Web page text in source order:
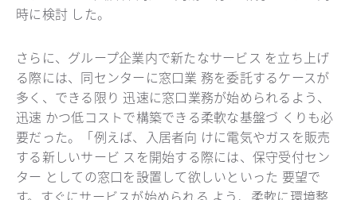
時に検討 した。
さらに、グループ企業内で新たなサービス を立ち上げ
る際には、同センターに窓口業 務を委託するケースが
多く、できる限り 迅速に窓口業務が始められるよう、
迅速 かつ低コストで構築できる柔軟な基盤づ くりも必
要だった。「例えば、入居者向 けに電気やガスを販売
する新しいサービ スを開始する際には、保守受付セン
ター としての窓口を設置して欲しいといった 要望で